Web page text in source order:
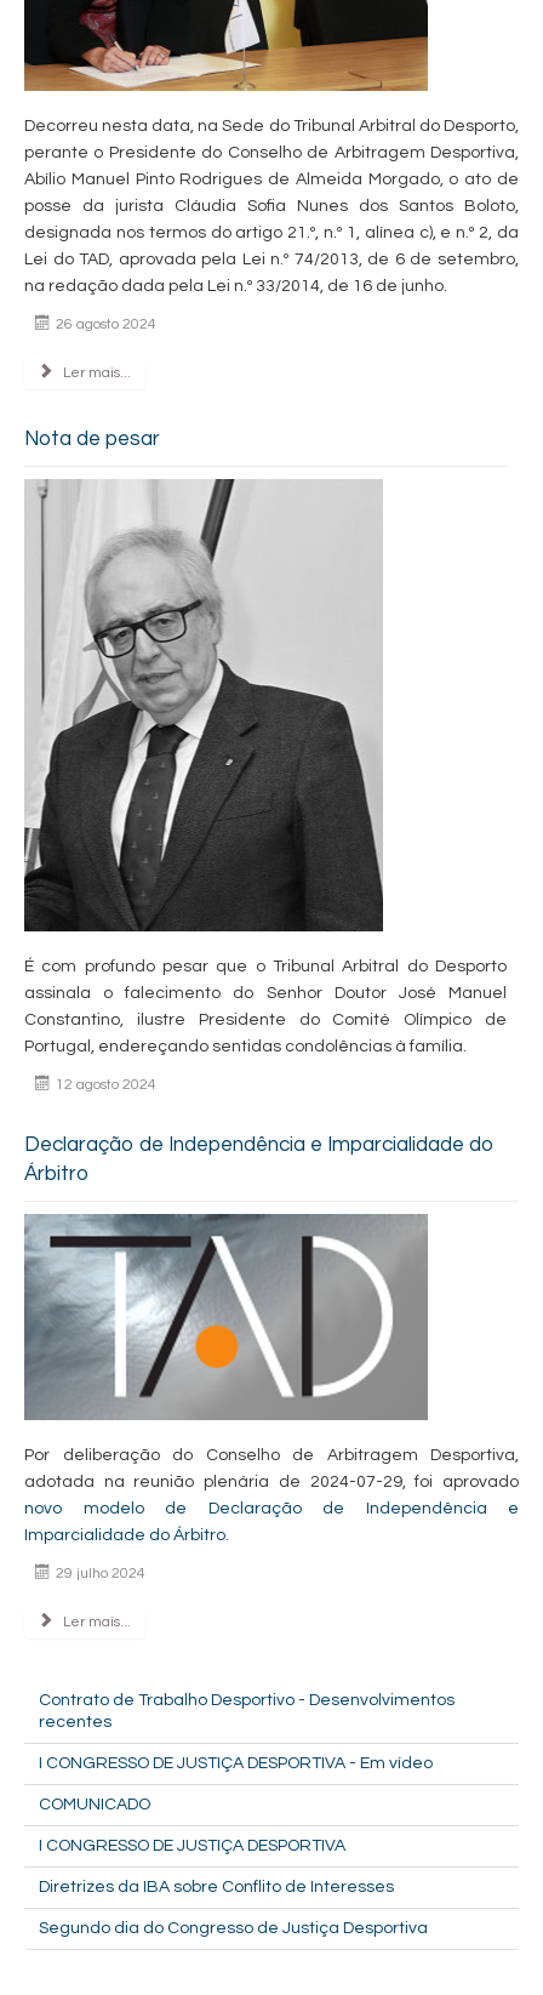
Decorreu nesta data, na Sede do Tribunal Arbitral do Desporto,
perante o Presidente do Conselho de Arbitragem Desportiva,
Abílio Manuel Pinto Rodrigues de Almeida Morgado, o ato de
posse da jurista Cláudia Sofia Nunes dos Santos Boloto,
designada nos termos do artigo 21.º, n.º 1, alínea c), e n.º 2, da
Lei do TAD, aprovada pela Lei n.º 74/2013, de 6 de setembro,
na redação dada pela Lei n.º 33/2014, de 16 de junho.
26 agosto 2024
Ler mais...
Nota de pesar
É com profundo pesar que o Tribunal Arbitral do Desporto
assinala o falecimento do Senhor Doutor José Manuel
Constantino, ilustre Presidente do Comité Olímpico de
Portugal, endereçando sentidas condolências à família.
12 agosto 2024
Declaração de Independência e Imparcialidade do
Árbitro
Por deliberação do Conselho de Arbitragem Desportiva,
adotada na reunião plenária de 2024-07-29, foi aprovado
novo modelo de Declaração de Independência e
Imparcialidade do Árbitro
29 julho 2024
Ler mais...
Contrato de Trabalho Desportivo - Desenvolvimentos
recentes
I CONGRESSO DE JUSTIÇA DESPORTIVA - Em vídeo
COMUNICADO
I CONGRESSO DE JUSTIÇA DESPORTIVA
Diretrizes da IBA sobre Conflito de Interesses
Segundo dia do Congresso de Justiça Desportiva